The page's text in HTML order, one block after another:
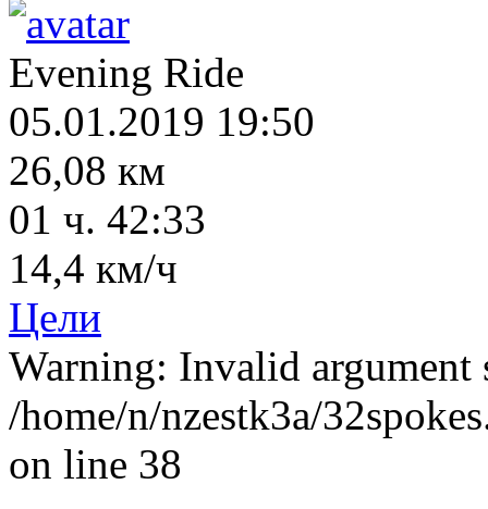
Evening Ride
05.01.2019 19:50
26,08 км
01 ч. 42:33
14,4 км/ч
Цели
Warning: Invalid
/home/n/nzestk3a/
on line 38